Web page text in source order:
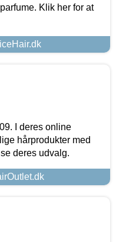
Klik her for at
I deres online
hårprodukter med
deres udvalg.